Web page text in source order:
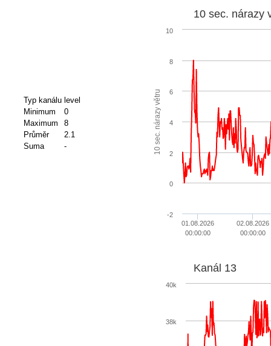
Typ kanálu level
Minimum
0
Maximum
8
Průměr
2.1
Suma
- 10 sec. nárazy větru
10 sec. nárazy
01.08.2026
00:00:00
02.08.2026
00:00:00
-2
0
2
4
6
8
10
Kanál 13
38k
40k